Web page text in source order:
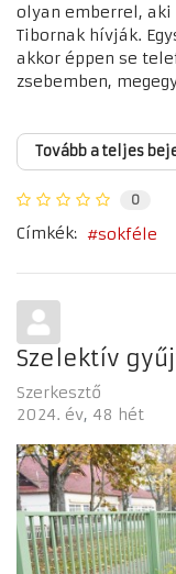
olyan emberrel, aki
Tibornak hívják.
akkor éppen se
zsebemben,
Tovább a teljes
0
Címkék:
sokféle
Szelektív
Szerkesztő
2024. év 48 hét